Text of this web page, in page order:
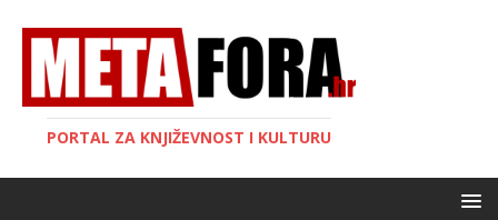
PORTAL ZA KNJIŽEVNOST I KULTURU